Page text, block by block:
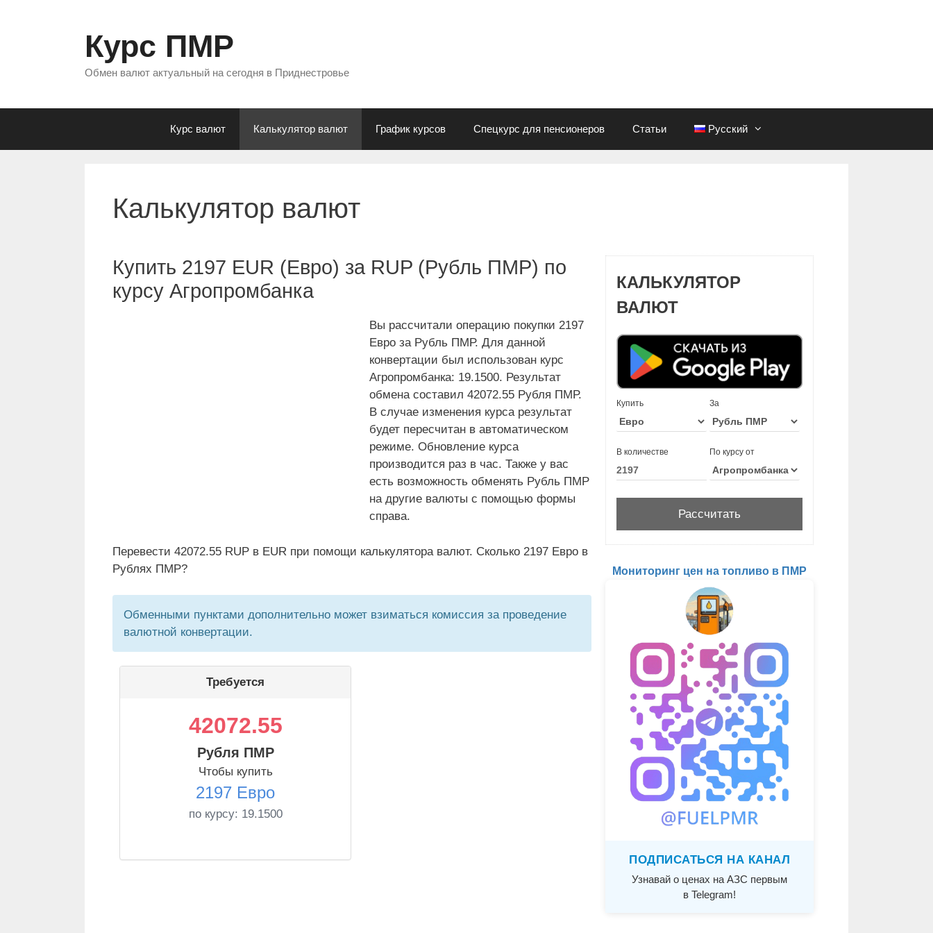
Курс ПМР
Обмен валют актуальный на сегодня в Приднестровье
Курс валют Калькулятор валют График курсов Спецкурс для пенсионеров Статьи Русский
Калькулятор валют
Купить 2197 EUR (Евро) за RUP (Рубль ПМР) по
курсу Агропромбанка
Вы рассчитали операцию покупки 2197
Евро за Рубль ПМР. Для данной
конвертации был использован курс
Агропромбанка: 19.1500. Результат
обмена составил 42072.55 Рубля ПМР.
В случае изменения курса результат
будет пересчитан в автоматическом
режиме. Обновление курса
производится раз в час. Также у вас
есть возможность обменять Рубль ПМР
на другие валюты с помощью формы
справа.
Перевести 42072.55 RUP в EUR при помощи калькулятора валют. Сколько 2197 Евро в
Рублях ПМР?
Обменными пунктами дополнительно может взиматься комиссия за проведение
валютной конвертации.
Требуется
42072.55
Рубля ПМР
Чтобы купить
2197 Евро
по курсу: 19.1500
КАЛЬКУЛЯТОР
ВАЛЮТ
Купить За
В количестве По курсу от
Мониторинг цен на топливо в ПМР
ПОДПИСАТЬСЯ НА КАНАЛ
Узнавай о ценах на АЗС первым
в Telegram!